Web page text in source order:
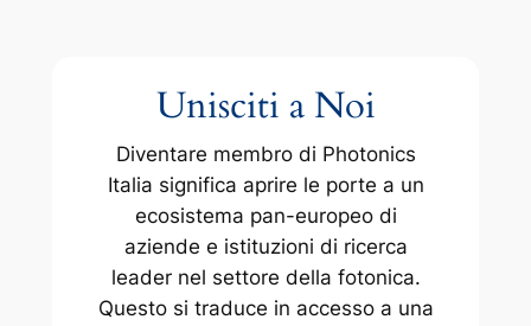
Unisciti a Noi
Diventare membro di Photonics
Italia significa aprire le porte a un
ecosistema pan-europeo di
aziende e istituzioni di ricerca
leader nel settore della fotonica.
Questo si traduce in accesso a una